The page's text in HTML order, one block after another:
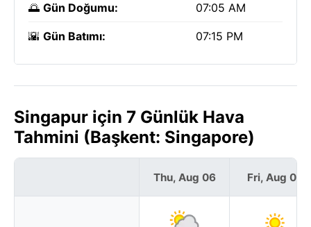
🌅 Gün Doğumu: 07:05 AM
🌇 Gün Batımı: 07:15 PM
Singapur için 7 Günlük Hava
Tahmini (Başkent: Singapore)
Thu, Aug 06 Fri, Aug 07